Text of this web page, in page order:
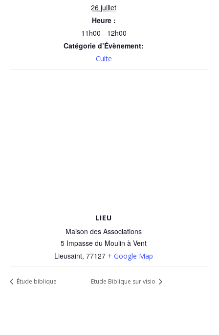
26 juillet
Heure :
11h00 - 12h00
Catégorie d’Évènement:
Culte
LIEU
Maison des Associations
5 Impasse du Moulin à Vent
Lieusaint, 77127 + Google Map
Étude biblique Etude Biblique sur visio